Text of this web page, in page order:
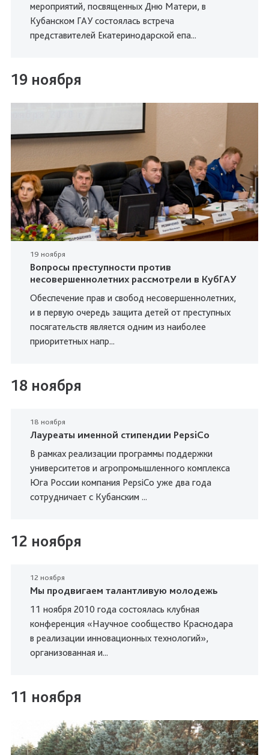
мероприятий, посвященных Дню Матери, в
Кубанском ГАУ состоялась встреча
представителей Екатеринодарской епа...
19 ноября
19 ноября
Вопросы преступности против
несовершеннолетних рассмотрели в КубГАУ
Обеспечение прав и свобод несовершеннолетних,
и в первую очередь защита детей от преступных
посягательств является одним из наиболее
приоритетных напр...
18 ноября
18 ноября
Лауреаты именной стипендии PepsiCo
В рамках реализации программы поддержки
университетов и агропромышленного комплекса
Юга России компания PepsiCo уже два года
сотрудничает с Кубанским ...
12 ноября
12 ноября
Мы продвигаем талантливую молодежь
11 ноября 2010 года состоялась клубная
конференция «Научное сообщество Краснодара
в реализации инновационных технологий»,
организованная и...
11 ноября